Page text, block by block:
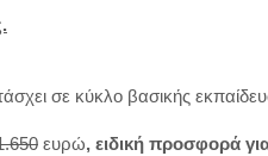
σε κύκλο βασικής
ευρώ, ειδική προσφορά